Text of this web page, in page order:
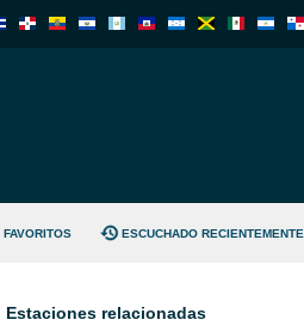
FAVORITOS ESCUCHADO RECIENTEMENTE
Estaciones relacionadas